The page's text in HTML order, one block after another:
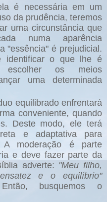
é necessária em um
da prudência, teremos
uma circunstância que
numa aparência
"essência" é prejudicial.
identificar o que lhe é
escolher os meios
uma determinada
equilibrado enfrentará
conveniente, quando
Deste modo, ele terá
e adaptativa para
moderação é parte
e deve fazer parte da
adverte: "Meu filho,
e o equilíbrio"
busquemos o